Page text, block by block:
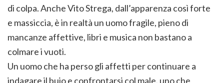
di colpa. Anche Vito Strega, dall’apparenza così forte
e massiccia, è in realtà un uomo fragile, pieno di
mancanze affettive, libri e musica non bastano a
colmare i vuoti.
Un uomo che ha perso gli affetti per continuare a
indagare il buio e confrontarsi col male, uno che